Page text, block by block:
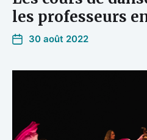
les professeurs
30 août 2022